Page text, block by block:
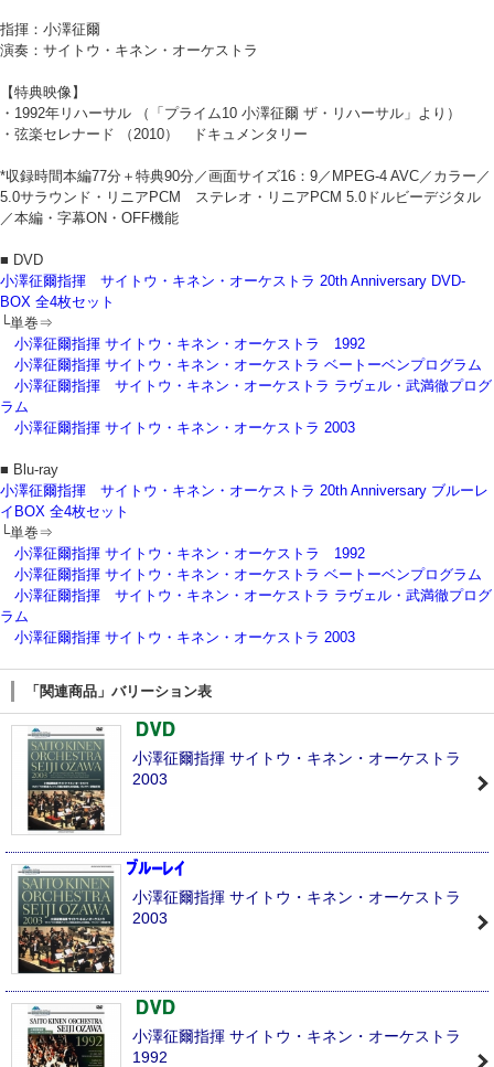
指揮：小澤征爾
演奏：サイトウ・キネン・オーケストラ
【特典映像】
・1992年リハーサル （「プライム10 小澤征爾 ザ・リハーサル」より）
・弦楽セレナード （2010） ドキュメンタリー
*収録時間本編77分＋特典90分／画面サイズ16：9／MPEG-4 AVC／カラー／
5.0サラウンド・リニアPCM ステレオ・リニアPCM 5.0ドルビーデジタル
／本編・字幕ON・OFF機能
■ DVD
小澤征爾指揮 サイトウ・キネン・オーケストラ 20th Anniversary DVD-
BOX 全4枚セット
└単巻⇒
小澤征爾指揮 サイトウ・キネン・オーケストラ 1992
小澤征爾指揮 サイトウ・キネン・オーケストラ ベートーベンプログラム
小澤征爾指揮 サイトウ・キネン・オーケストラ ラヴェル・武満徹プログ
ラム
小澤征爾指揮 サイトウ・キネン・オーケストラ 2003
■ Blu-ray
小澤征爾指揮 サイトウ・キネン・オーケストラ 20th Anniversary ブルーレ
イBOX 全4枚セット
└単巻⇒
小澤征爾指揮 サイトウ・キネン・オーケストラ 1992
小澤征爾指揮 サイトウ・キネン・オーケストラ ベートーベンプログラム
小澤征爾指揮 サイトウ・キネン・オーケストラ ラヴェル・武満徹プログ
ラム
小澤征爾指揮 サイトウ・キネン・オーケストラ 2003
「関連商品」バリーション表
小澤征爾指揮 サイトウ・キネン・オーケストラ
2003
小澤征爾指揮 サイトウ・キネン・オーケストラ
2003
小澤征爾指揮 サイトウ・キネン・オーケストラ
1992